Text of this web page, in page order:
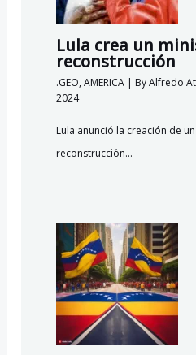
Lula crea un
reconstrucción
.GEO,AMERICA| ByAlfredo
2024
Lula anunció la creación de
reconstrucción…